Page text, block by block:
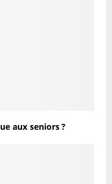
aux seniors ?